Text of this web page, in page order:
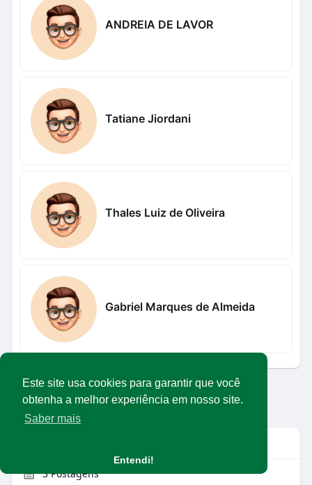
Este site usa cookies para garantir que você
obtenha a melhor experiência em nosso site.
Saber mais
Entendi!
ANDREIA DE LAVOR
Tatiane Jiordani
Thales Luiz de Oliveira
Gabriel Marques de Almeida
Carregar mais usuários
3Postagens